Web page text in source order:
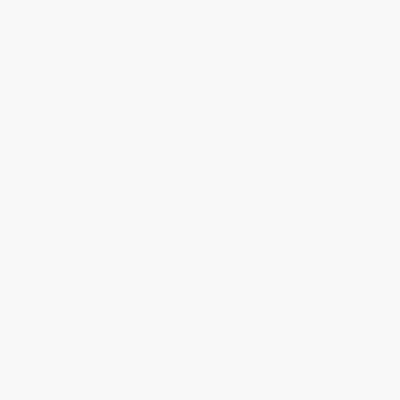
Öffnungszeiten und Informationen zu
erfolgt sind.
Raum werden aufgegriffen.